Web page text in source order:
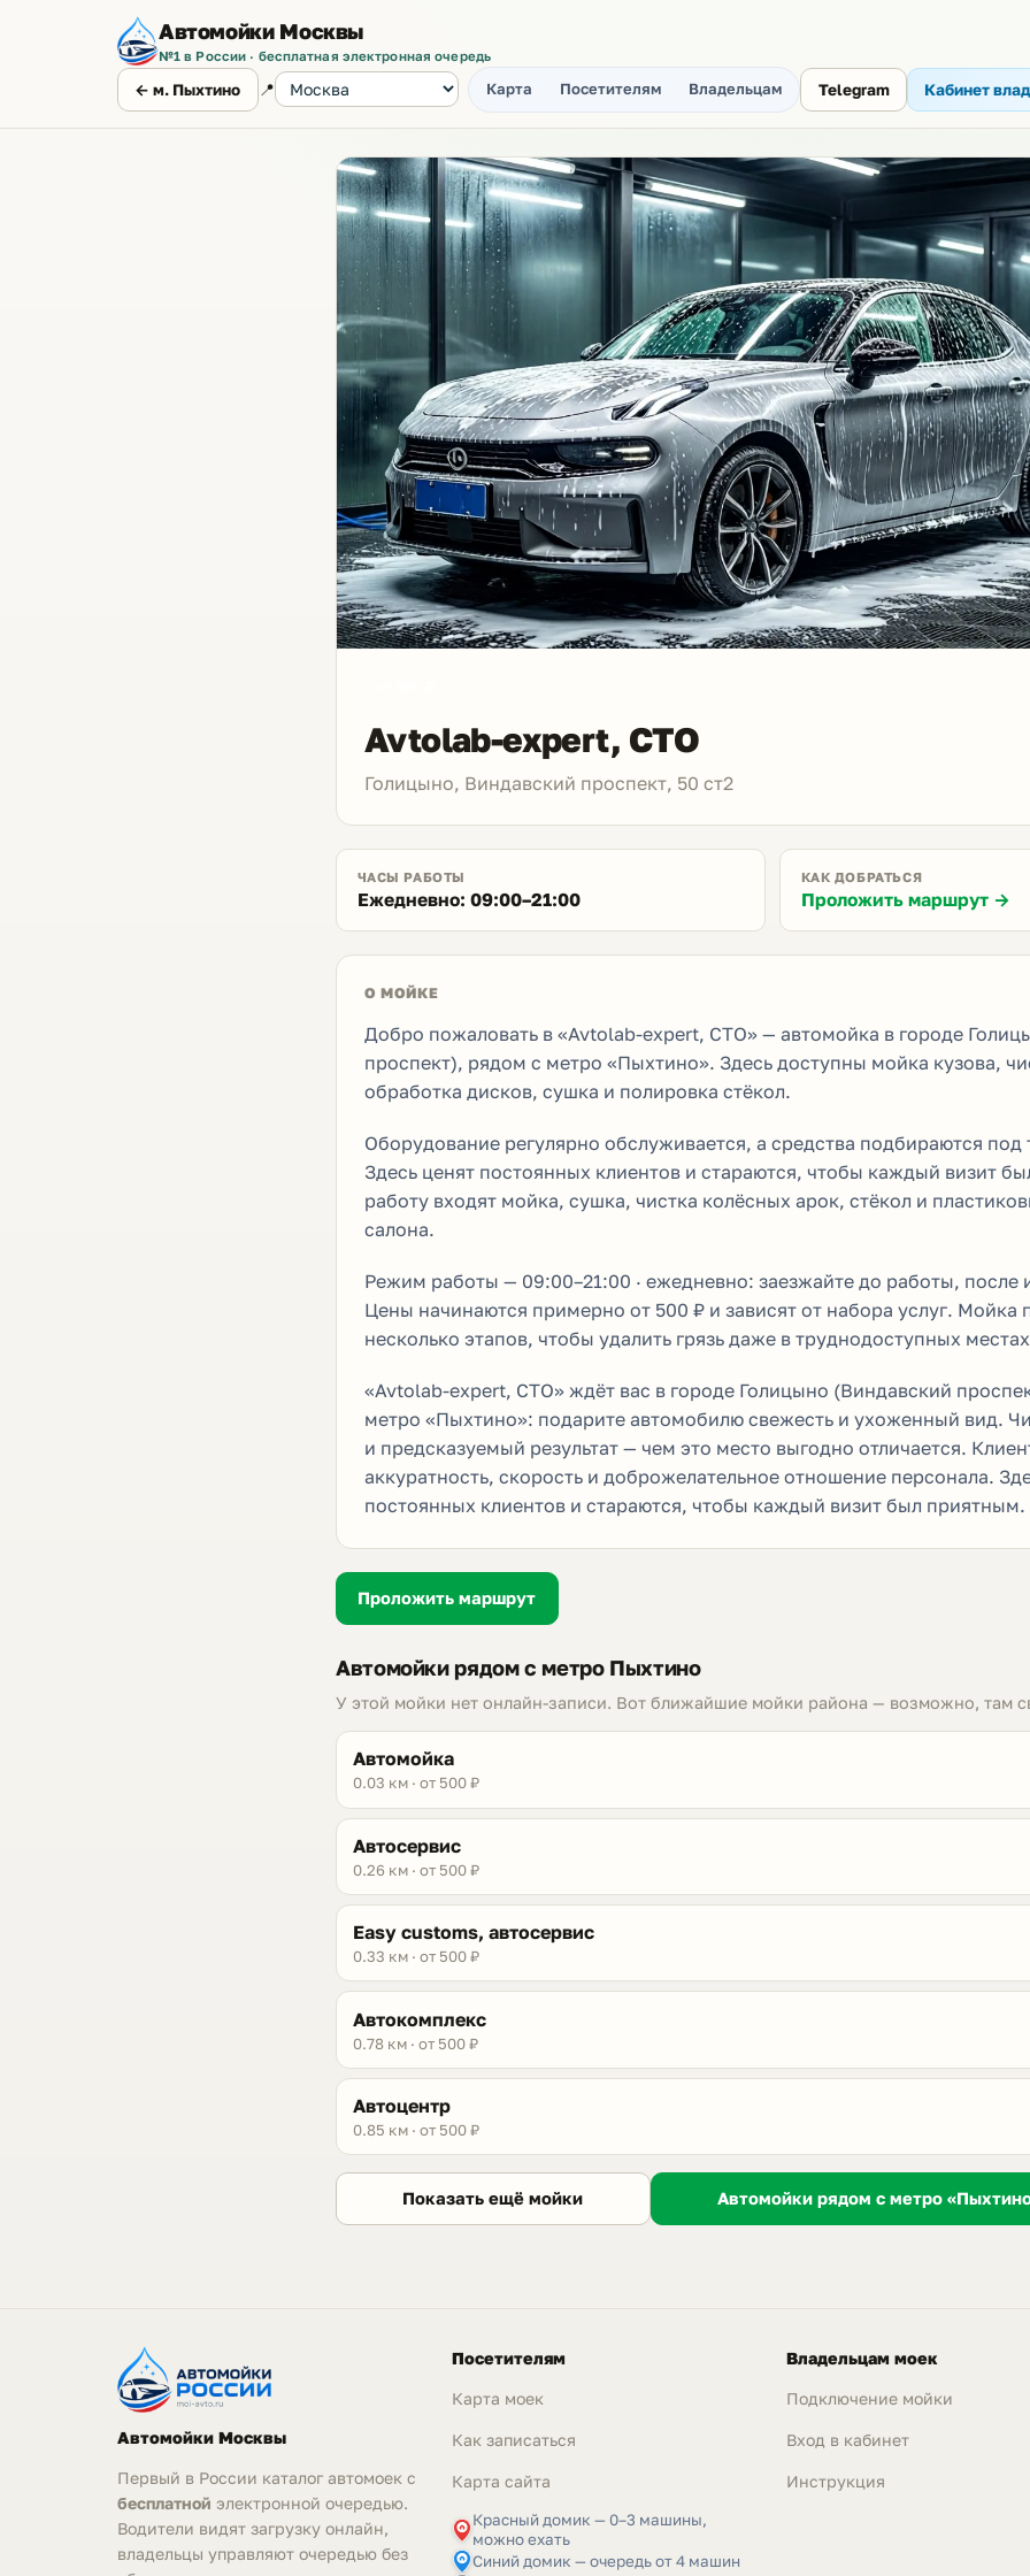
Автомойки Москвы
№1 в России · бесплатная электронная очередь
← м. Пыхтино 📍 Карта Посетителям Владельцам Telegram Кабинет
Avtolab-expert, СТО
Голицыно, Виндавский проспект, 50 ст2
ЧАСЫ РАБОТЫ
Ежедневно: 09:00–21:00
КАК ДОБРАТЬСЯ
Проложить маршрут →
О МОЙКЕ
Добро пожаловать в «Avtolab-expert, СТО» — автомойка в городе
проспект), рядом с метро «Пыхтино». Здесь доступны мойка кузова,
обработка дисков, сушка и полировка стёкол.
Оборудование регулярно обслуживается, а средства подбираются под
Здесь ценят постоянных клиентов и стараются, чтобы каждый визит
работу входят мойка, сушка, чистка колёсных арок, стёкол и
салона.
Режим работы — 09:00–21:00 · ежедневно: заезжайте до работы, после
Цены начинаются примерно от 500 ₽ и зависят от набора услуг. Мойка
несколько этапов, чтобы удалить грязь даже в труднодоступных
«Avtolab-expert, СТО» ждёт вас в городе Голицыно (Виндавский
метро «Пыхтино»: подарите автомобилю свежесть и ухоженный вид.
и предсказуемый результат — чем это место выгодно отличается.
аккуратность, скорость и доброжелательное отношение персонала.
постоянных клиентов и стараются, чтобы каждый визит был приятным.
Проложить маршрут
Автомойки рядом с метро Пыхтино
У этой мойки нет онлайн-записи. Вот ближайшие мойки района — возможно, там
Автомойка
0.03 км · от 500 ₽
Автосервис
0.26 км · от 500 ₽
Easy customs, автосервис
0.33 км · от 500 ₽
Автокомплекс
0.78 км · от 500 ₽
Автоцентр
0.85 км · от 500 ₽
Показать ещё мойки Автомойки рядом с метро
Автомойки Москвы
Первый в России каталог автомоек с
бесплатной электронной очередью.
Водители видят загрузку онлайн,
владельцы управляют очередью без
Посетителям
Карта моек
Как записаться
Карта сайта
Красный домик — 0–3 машины,
можно ехать
Синий домик — очередь от 4 машин
Владельцам моек
Подключение мойки
Вход в кабинет
Инструкция